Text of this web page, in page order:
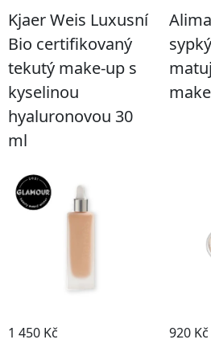
Kjaer Weis Luxusní
Bio certifikovaný
tekutý make-up s
kyselinou
hyaluronovou 30
ml
1 450 Kč
920 Kč